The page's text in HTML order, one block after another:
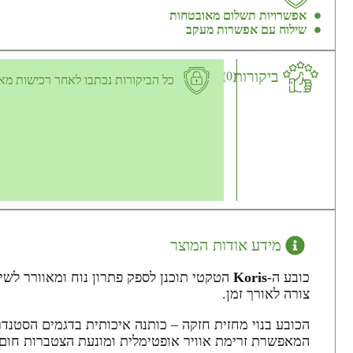
אפשרויות תשלום מאובטחות
שילוח עם אפשרות מעקב
ביקורות(0) כל הביקורות נכתבו לאחר רכישות
מידע אודות המוצר
כובע ה-Koris
צורה לאורך זמן.
המאפשרת זרימת אוויר אופטימלית ומונעת הצטברות